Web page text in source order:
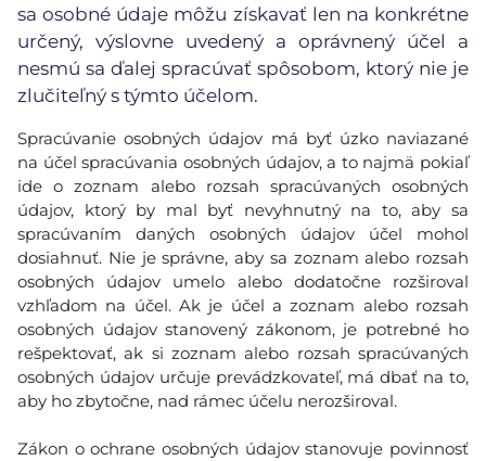
sa osobné údaje môžu získavať len na konkrétne
určený, výslovne uvedený a oprávnený účel a
nesmú sa ďalej spracúvať spôsobom, ktorý nie je
zlučiteľný s týmto účelom.
Spracúvanie osobných údajov má byť úzko naviazané
na účel spracúvania osobných údajov, a to najmä pokiaľ
ide o zoznam alebo rozsah spracúvaných osobných
údajov, ktorý by mal byť nevyhnutný na to, aby sa
spracúvaním daných osobných údajov účel mohol
dosiahnuť. Nie je správne, aby sa zoznam alebo rozsah
osobných údajov umelo alebo dodatočne rozširoval
vzhľadom na účel. Ak je účel a zoznam alebo rozsah
osobných údajov stanovený zákonom, je potrebné ho
rešpektovať, ak si zoznam alebo rozsah spracúvaných
osobných údajov určuje prevádzkovateľ, má dbať na to,
aby ho zbytočne, nad rámec účelu nerozširoval.
Zákon o ochrane osobných údajov stanovuje povinnosť